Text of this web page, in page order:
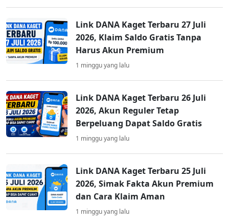
Link DANA Kaget Terbaru 27 Juli
2026, Klaim Saldo Gratis Tanpa
Harus Akun Premium
1 minggu yang lalu
Link DANA Kaget Terbaru 26 Juli
2026, Akun Reguler Tetap
Berpeluang Dapat Saldo Gratis
1 minggu yang lalu
Link DANA Kaget Terbaru 25 Juli
2026, Simak Fakta Akun Premium
dan Cara Klaim Aman
1 minggu yang lalu